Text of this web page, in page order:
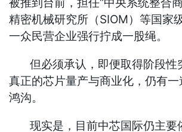
被推到台前，担任“中央系统整合
精密机械研究所（SIOM）等国家
一众民营企业强行拧成一股绳。
但必须承认，即便取得阶段性
真正的芯片量产与商业化，仍有
鸿沟。
现实是，目前中芯国际仍主要